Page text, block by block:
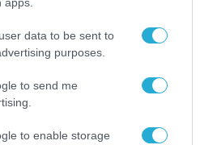
apps.
data to be sent to
purposes.
to send me
to enable storage